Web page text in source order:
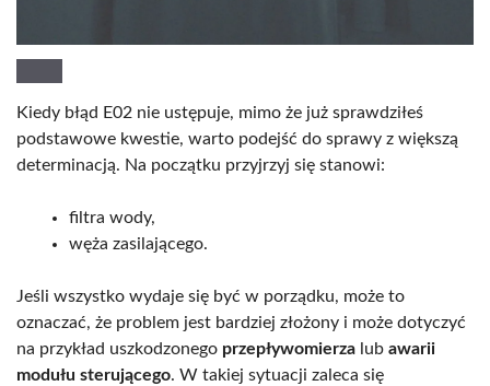
Kiedy błąd E02 nie ustępuje, mimo że już sprawdziłeś
podstawowe kwestie, warto podejść do sprawy z większą
determinacją. Na początku przyjrzyj się stanowi:
filtra wody,
węża zasilającego.
Jeśli wszystko wydaje się być w porządku, może to
oznaczać, że problem jest bardziej złożony i może dotyczyć
na przykład uszkodzonego przepływomierza lub awarii
modułu sterującego. W takiej sytuacji zaleca się